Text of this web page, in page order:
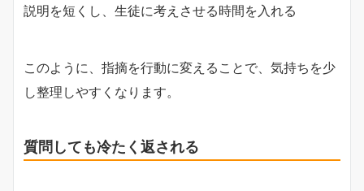
説明を短くし、生徒に考えさせる時間を入れる
このように、指摘を行動に変えることで、気持ちを少
し整理しやすくなります。
質問しても冷たく返される